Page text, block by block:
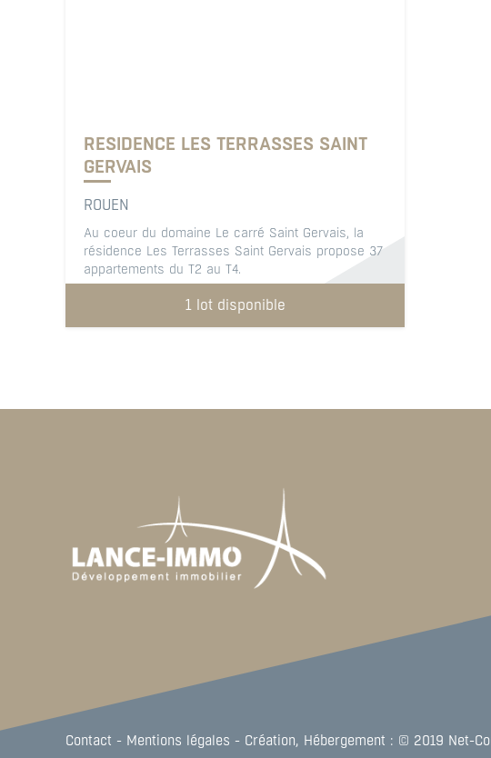
RESIDENCE LES TERRASSES SAINT
GERVAIS
ROUEN
Au coeur du domaine Le carré Saint Gervais, la
résidence Les Terrasses Saint Gervais propose 37
appartements du T2 au T4.
1 lot disponible
Contact - Mentions légales - Création, Hébergement : © 2019 Net-